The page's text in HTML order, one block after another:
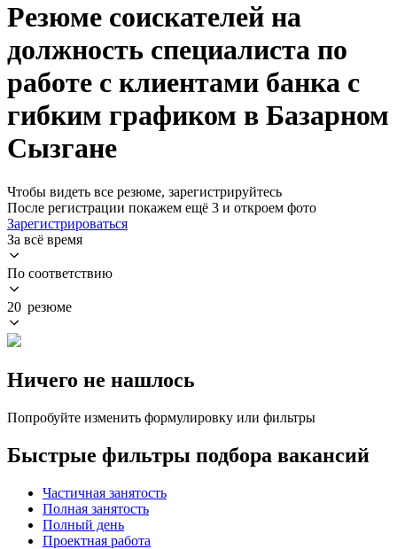
Резюме соискателей на
должность специалиста по
работе с клиентами банка с
гибким графиком в Базарном
Сызгане
Чтобы видеть все резюме, зарегистрируйтесь
После регистрации покажем ещё 3 и откроем фото
Зарегистрироваться
За всё время
По соответствию
20 резюме
Ничего не нашлось
Попробуйте изменить формулировку или фильтры
Быстрые фильтры подбора вакансий
Частичная занятость
Полная занятость
Полный день
Проектная работа